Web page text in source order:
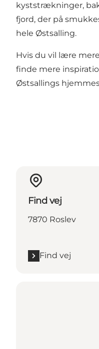
kyststrækninger,
fjord, der på
hele Østsalling.
Hvis du vil lære
finde mere
Østsallings
Find vej
7870 Roslev
Find vej